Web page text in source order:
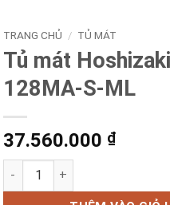
TRANG CHỦ / TỦ MÁT
Tủ mát
128MA-S-ML
37.560.000 ₫
Tủ mát Hoshizaki HR-128MA-